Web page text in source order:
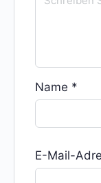
Name *
E-Mail-